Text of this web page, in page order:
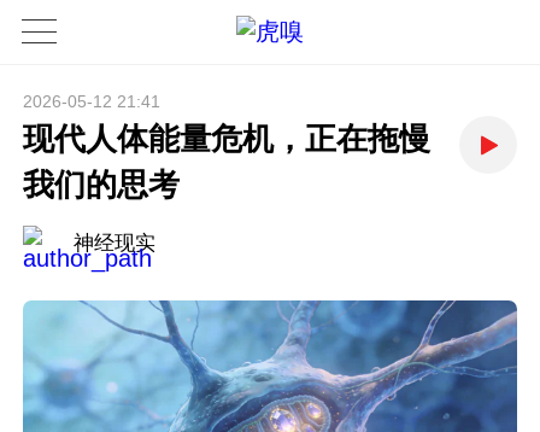
2026-05-12 21:41
现代人体能量危机，正在拖慢
我们的思考
神经现实